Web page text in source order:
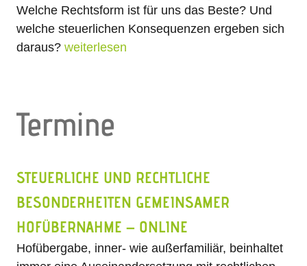
Welche Rechtsform ist für uns das Beste? Und
welche steuerlichen Konsequenzen ergeben sich
daraus?weiterlesen
Termine
STEUERLICHE UND RECHTLICHE
BESONDERHEITEN GEMEINSAMER
HOFÜBERNAHME – ONLINE
Hofübergabe, inner- wie außerfamiliär, beinhaltet